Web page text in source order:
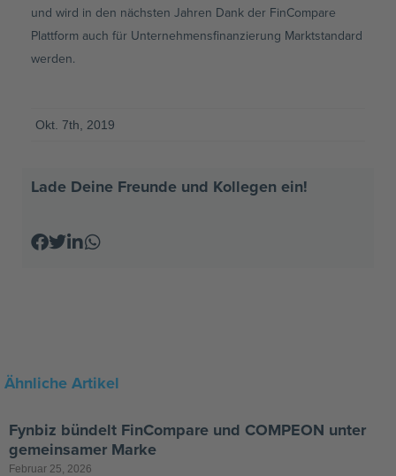
und wird in den nächsten Jahren Dank der FinCompare
Plattform auch für Unternehmensfinanzierung Marktstandard
werden.
Okt. 7th, 2019
Lade Deine Freunde und Kollegen ein!
Ähnliche Artikel
Fynbiz bündelt FinCompare und COMPEON unter
gemeinsamer Marke
Februar 25, 2026